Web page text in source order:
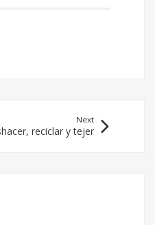
Next
reciclar y tejer